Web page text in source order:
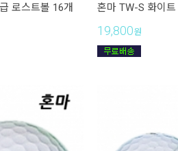
로스트볼 16개 혼마 TW-S 화이
19,800원